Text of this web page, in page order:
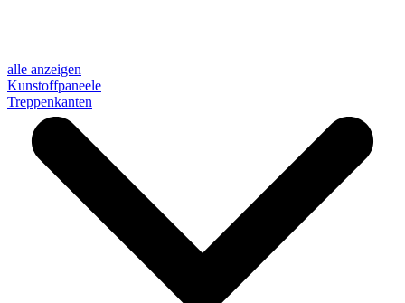
alle anzeigen
Kunstoffpaneele
Treppenkanten